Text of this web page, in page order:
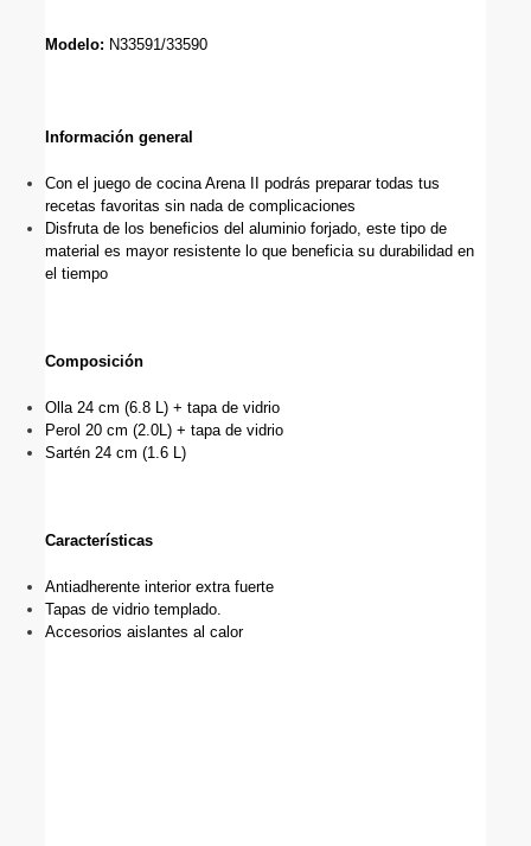
Modelo: N33591/33590
Información general
Con el juego de cocina Arena II podrás preparar todas tus
recetas favoritas sin nada de complicaciones
Disfruta de los beneficios del aluminio forjado, este tipo de
material es mayor resistente lo que beneficia su durabilidad en
el tiempo
Composición
Olla 24 cm (6.8 L) + tapa de vidrio
Perol 20 cm (2.0L) + tapa de vidrio
Sartén 24 cm (1.6 L)
Características
Antiadherente interior extra fuerte
Tapas de vidrio templado.
Accesorios aislantes al calor